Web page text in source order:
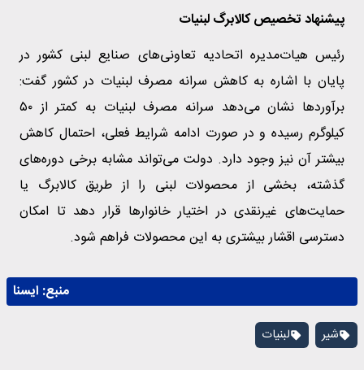
پیشنهاد تخصیص کالابرگ لبنیات
رئیس هیات‌مدیره اتحادیه تعاونی‌های صنایع لبنی کشور در
پایان با اشاره به کاهش سرانه مصرف لبنیات در کشور گفت:
برآوردها نشان می‌دهد سرانه مصرف لبنیات به کمتر از ۵۰
کیلوگرم رسیده و در صورت ادامه شرایط فعلی، احتمال کاهش
بیشتر آن نیز وجود دارد. دولت می‌تواند مشابه برخی دوره‌های
گذشته، بخشی از محصولات لبنی را از طریق کالابرگ یا
حمایت‌های غیرنقدی در اختیار خانوارها قرار دهد تا امکان
دسترسی اقشار بیشتری به این محصولات فراهم شود.
منبع: ايسنا
شیر لبنیات